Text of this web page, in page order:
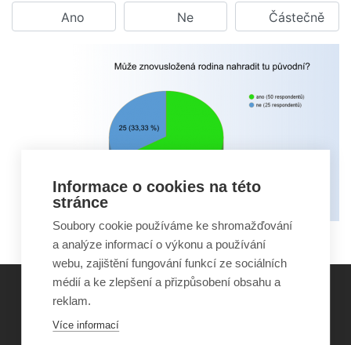
Ano
Ne Částečně
©Obecně prospěšná společnost Sirius
Informace o cookies na této
stránce
Soubory cookie používáme ke shromažďování
a analýze informací o výkonu a používání
webu, zajištění fungování funkcí ze sociálních
médií a ke zlepšení a přizpůsobení obsahu a
reklam.
Více informací